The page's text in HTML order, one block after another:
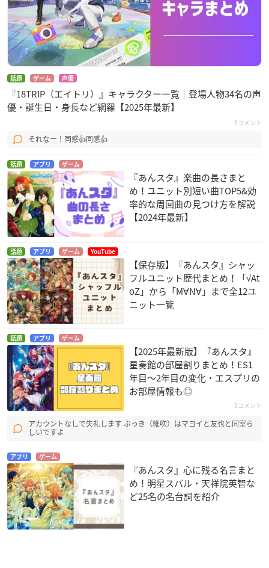
話題 ゲーム 声優
『18TRIP（エイトリ）』キャラクター一覧｜登場人物34名の声
優・誕生日・身長など網羅【2025年最新】
5コメント
それなー！同感👍同感👍
話題 アプリ ゲーム
『あんスタ』楽曲の長さまと
め！ユニット別短い曲TOP5&効
率的な周回曲の見つけ方を解説
【2024年最新】
話題 アプリ ゲーム YouTube
【保存版】『あんスタ』シャッ
フルユニット歴代まとめ！「√At
oZ」から「M∀N∀」まで全12ユ
ニット一覧
話題 アプリ ゲーム
【2025年最新版】『あんスタ』
星奏館の部屋割りまとめ！ES1
年目〜2年目の変化・エスプリの
お部屋情報も◎
3コメント
アカウントなしで失礼します ぶっき（維吹）はマヨイと友也と同室ら
しいですよ
アプリ ゲーム
『あんスタ』心に残る名言まと
め！明星スバル・天祥院英智な
ど25名の名台詞を紹介